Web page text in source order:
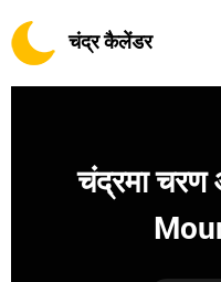
चंद्र कैलेंडर
चंद्रमा